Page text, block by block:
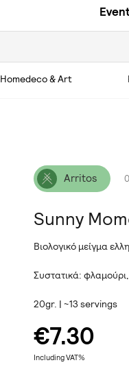
Homedeco & Art
Arritos
Sunny
Βιολογικό μείγμα
Συστατικά:
20gr. | ~13 servings
€7.30
Including VAT%